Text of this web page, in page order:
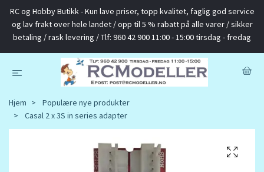
RC og Hobby Butikk - Kun lave priser, topp kvalitet, faglig god service
og lav frakt over hele landet / opp til 5 % rabatt på alle varer / sikker
betaling / rask levering / Tlf: 960 42 900 11:00 - 15:00 tirsdag - fredag
Hjem
Populære nye produkter
Casal 2 x 3S in series adapter